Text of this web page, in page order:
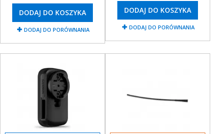
DODAJ DO KOSZYKA
DODAJ DO PORÓWNANIA
DODAJ DO KOSZYKA
DODAJ DO PORÓWNANIA